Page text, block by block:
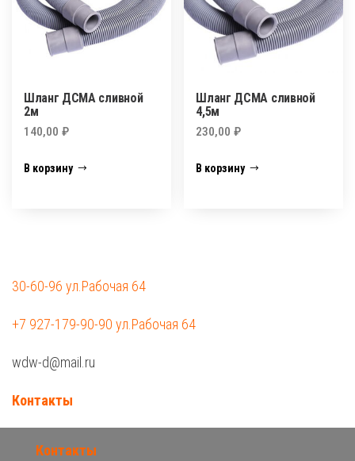
Шланг ДСМА сливной
2м
140,00 ₽
В корзину
Шланг ДСМА сливной
4,5м
230,00₽
В корзину
30-60-96 ул.Рабочая 64
+7 927-179-90-90 ул.Рабочая 64
wdw-d@mail.ru
Контакты
Контакты